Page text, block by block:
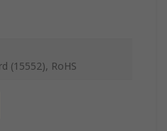
(15552), RoHS